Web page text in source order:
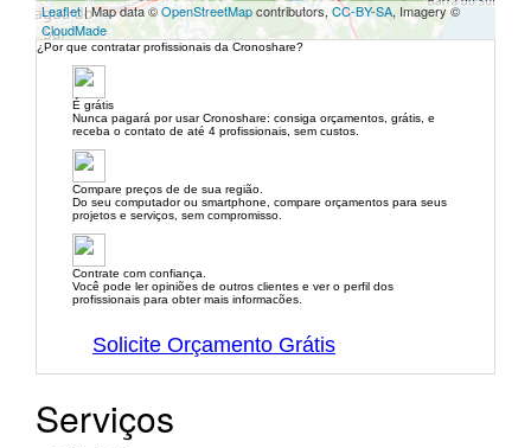
Leaflet| Map data ©OpenStreetMapcontributors, CC-BY-SA, Imagery ©
CloudMade
¿Por que contratar profissionais da Cronoshare?
É grátis
Nunca pagará por usar Cronoshare: consiga orçamentos, grátis, e
receba o contato de até 4 profissionais, sem custos.
Compare preços de de sua região.
Do seu computador ou smartphone, compare orçamentos para seus
projetos e serviços, sem compromisso.
Contrate com confiança.
Você pode ler opiniões de outros clientes e ver o perfil dos
profissionais para obter mais informacões.
Solicite Orçamento Grátis
Serviços